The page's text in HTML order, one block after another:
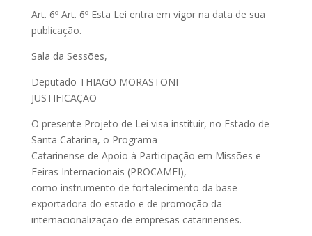
Art. 6º Art. 6º Esta Lei entra em vigor na data de sua
publicação.
Sala da Sessões,
Deputado THIAGO MORASTONI
JUSTIFICAÇÃO
O presente Projeto de Lei visa instituir, no Estado de
Santa Catarina, o Programa
Catarinense de Apoio à Participação em Missões e
Feiras Internacionais (PROCAMFI),
como instrumento de fortalecimento da base
exportadora do estado e de promoção da
internacionalização de empresas catarinenses.